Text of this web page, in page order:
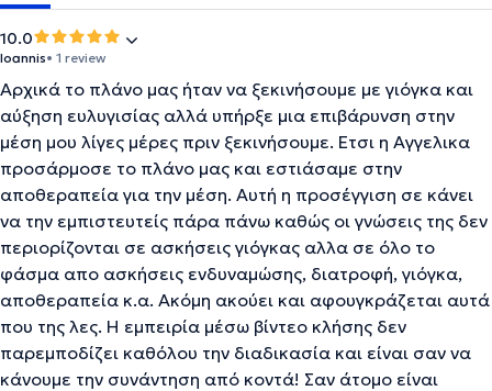
10.0
Ioannis• 1 review
Αρχικά το πλάνο μας ήταν να ξεκινήσουμε με γιόγκα και
αύξηση ευλυγισίας αλλά υπήρξε μια επιβάρυνση στην
μέση μου λίγες μέρες πριν ξεκινήσουμε. Ετσι η Αγγελικα
προσάρμοσε το πλάνο μας και εστιάσαμε στην
αποθεραπεία για την μέση. Αυτή η προσέγγιση σε κάνει
να την εμπιστευτείς πάρα πάνω καθώς οι γνώσεις της δεν
περιορίζονται σε ασκήσεις γιόγκας αλλα σε όλο το
φάσμα απο ασκήσεις ενδυναμώσης, διατροφή, γιόγκα,
αποθεραπεία κ.α. Ακόμη ακούει και αφουγκράζεται αυτά
που της λες. Η εμπειρία μέσω βίντεο κλήσης δεν
παρεμποδίζει καθόλου την διαδικασία και είναι σαν να
κάνουμε την συνάντηση από κοντά! Σαν άτομο είναι